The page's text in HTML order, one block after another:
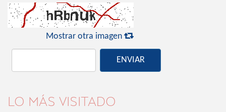
Mostrar otra imagen 
ENVIAR
LO MÁS VISITADO